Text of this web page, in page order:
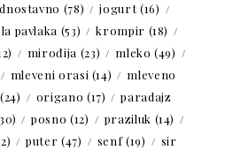
(78) jogurt(16)
pavlaka (53) krompir (18)
mirođija (23) mleko (49)
mleveni orasi (14)
mleveno
(24) origano (17)
paradajz
posno (12) praziluk (14)
puter (47) senf(19)
sir